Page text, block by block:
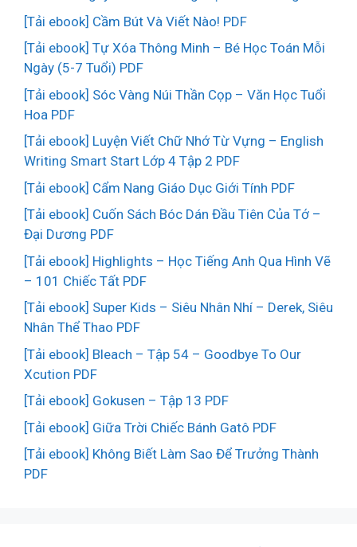
[Tải ebook] Cầm Bút Và Viết Nào! PDF
[Tải ebook] Tự Xóa Thông Minh – Bé Học Toán Mỗi
Ngày (5-7 Tuổi) PDF
[Tải ebook] Sóc Vàng Núi Thần Cọp – Văn Học Tuổi
Hoa PDF
[Tải ebook] Luyện Viết Chữ Nhớ Từ Vựng – English
Writing Smart Start Lớp 4 Tập 2 PDF
[Tải ebook] Cẩm Nang Giáo Dục Giới Tính PDF
[Tải ebook] Cuốn Sách Bóc Dán Đầu Tiên Của Tớ –
Đại Dương PDF
[Tải ebook] Highlights – Học Tiếng Anh Qua Hình Vẽ
– 101 Chiếc Tất PDF
[Tải ebook] Super Kids – Siêu Nhân Nhí – Derek, Siêu
Nhân Thể Thao PDF
[Tải ebook] Bleach – Tập 54 – Goodbye To Our
Xcution PDF
[Tải ebook] Gokusen – Tập 13 PDF
[Tải ebook] Giữa Trời Chiếc Bánh Gatô PDF
[Tải ebook] Không Biết Làm Sao Để Trưởng Thành
PDF